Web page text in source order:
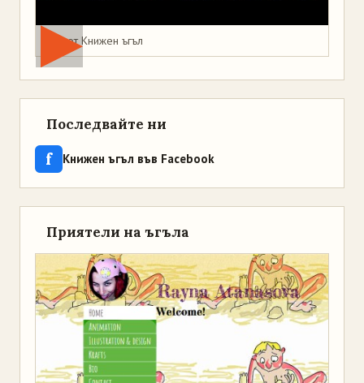
Мая от Книжен ъгъл
Последвайте ни
f Книжен ъгъл във Facebook
Приятели на ъгъла